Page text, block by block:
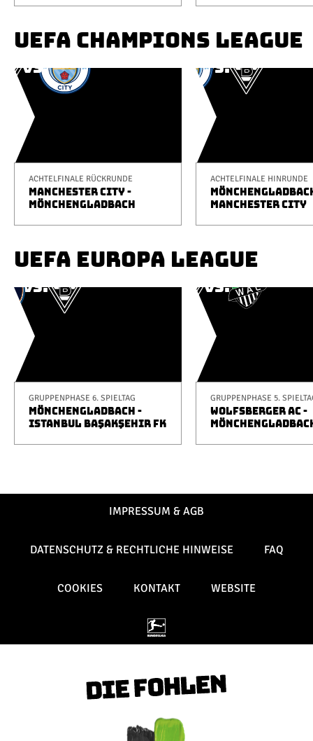
UEFA CHAMPIONS LEAGUE
ACHTELFINALE RÜCKRUNDE
MANCHESTER CITY -
MÖNCHENGLADBACH
ACHTELFINALE HINRUNDE
MANCHESTER CITY
UEFA EUROPA LEAGUE
GRUPPENPHASE 6. SPIELTAG
MÖNCHENGLADBACH -
ISTANBUL BAŞAKŞEHIR FK
GRUPPENPHASE 5.
WOLFSBERGER AC -
IMPRESSUM & AGB
DATENSCHUTZ & RECHTLICHE HINWEISE FAQ
COOKIES KONTAKT WEBSITE